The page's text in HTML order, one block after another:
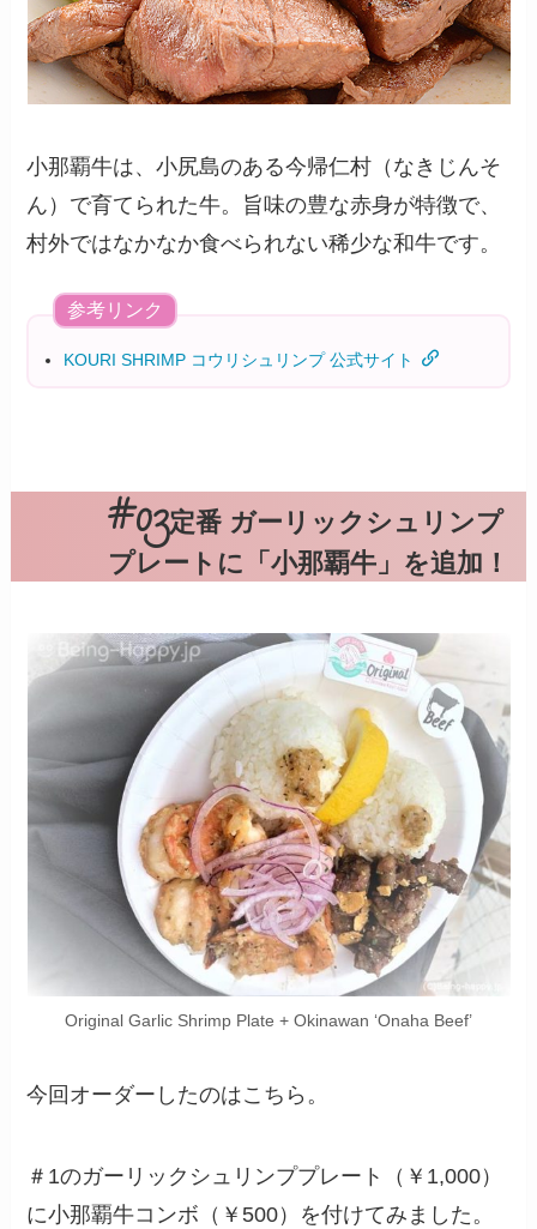
小那覇牛は、小尻島のある今帰仁村（なきじんそ
ん）で育てられた牛。旨味の豊な赤身が特徴で、
村外ではなかなか食べられない稀少な和牛です。
参考リンク
KOURI SHRIMP コウリシュリンプ 公式サイト
定番 ガーリックシュリンプ
プレートに「小那覇牛」を追加！
Original Garlic Shrimp Plate + Okinawan ‘Onaha Beef’
今回オーダーしたのはこちら。
＃1のガーリックシュリンププレート（￥1,000）
に小那覇牛コンボ（￥500）を付けてみました。